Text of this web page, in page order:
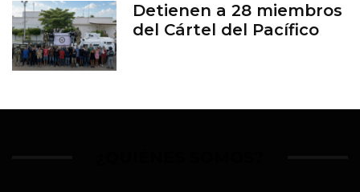
Detienen a 28 miembros
del Cártel del Pacífico